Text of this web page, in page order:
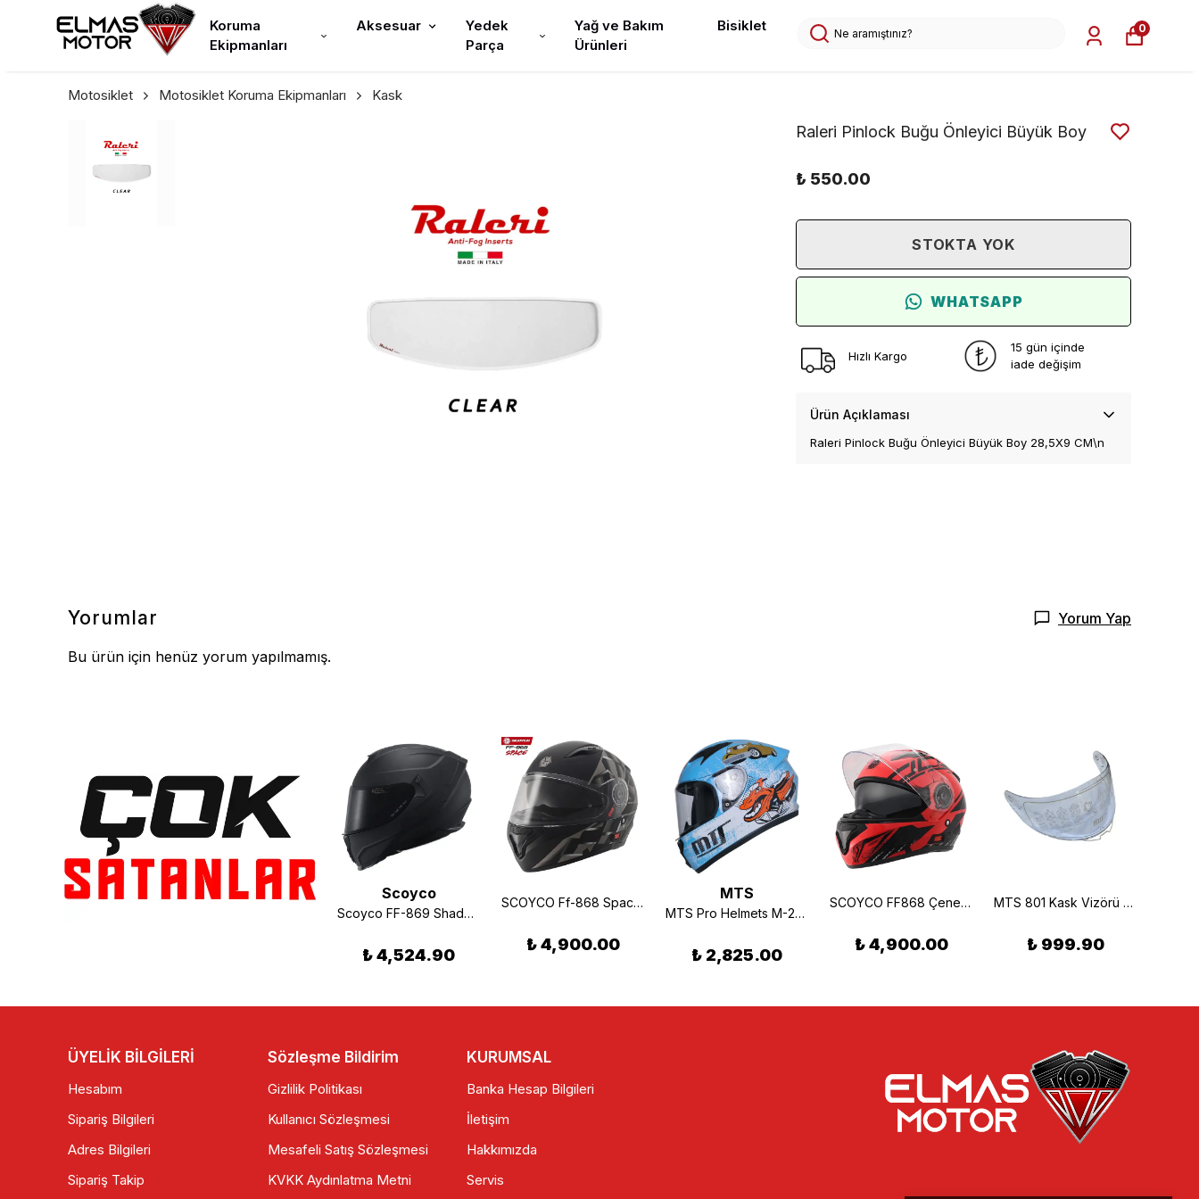
Koruma
Ekipmanları
Aksesuar
Yedek
Parça
Yağ ve Bakım
Ürünleri
Bisiklet 0
Motosiklet Motosiklet Koruma Ekipmanları Kask
Raleri Pinlock Buğu Önleyici Büyük Boy
₺ 550.00
STOKTA YOK
WHATSAPP
Hızlı Kargo
15 gün içinde
iade değişim
Ürün Açıklaması
Raleri Pinlock Buğu Önleyici Büyük Boy 28,5X9 CM\n
Yorumlar Yorum Yap
Bu ürün için henüz yorum yapılmamış.
SMK Stellar Graffiti Kapalı Kask , GL237
MTS Scoyco
Scoyco FF-869 Shadow Mat Siyah Kapalı Motosiklet Kaskı (Siyah Vizör + Güneş Gözlüğü)
₺ 4,524.90
SCOYCO Ff-868 Space Mat Siyah-gri Çene Açılır Güneş Vizörlü Kask , SPACE
₺ 4,900.00
MTS
MTS Pro Helmets M-201 Çocuk Kaskı
₺ 2,825.00
SCOYCO FF868 Çene Açılır Kırmızı Motosiklet Kaskı Azreal , Kırmızı
₺ 4,900.00
MTS 801 Kask Vizörü Şeffaf FX-201DV
₺ 999.90
ÜYELİK BİLGİLERİ
Hesabım
Sipariş Bilgileri
Adres Bilgileri
Sipariş Takip
Sözleşme Bildirim
Gizlilik Politikası
Kullanıcı Sözleşmesi
Mesafeli Satış Sözleşmesi
KVKK Aydınlatma Metni
KURUMSAL
Banka Hesap Bilgileri
İletişim
Hakkımızda
Servis